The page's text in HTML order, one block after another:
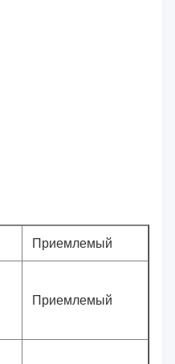
Приемлемый
Приемлемый